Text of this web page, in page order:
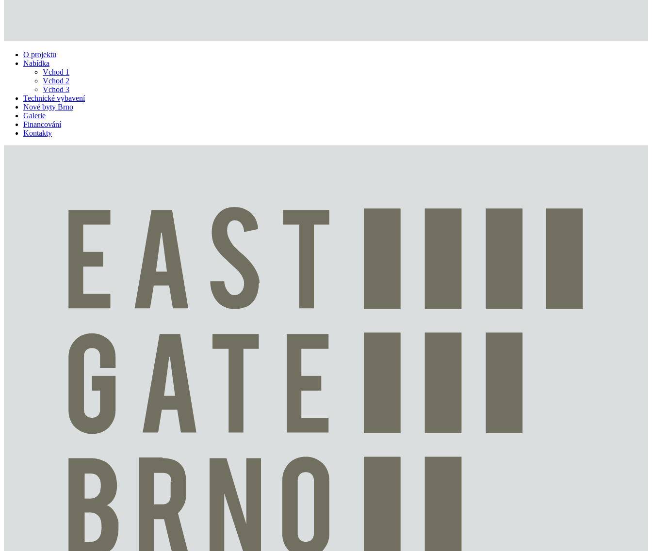
O projektu
Nabídka
Vchod 1
Vchod 2
Vchod 3
Technické vybavení
Nové byty Brno
Galerie
Financování
Kontakty